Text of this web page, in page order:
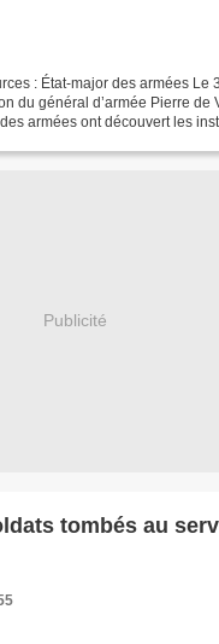
: État-major des armées Le
du général d’armée Pierre de
armées ont découvert les
Publicité
tombés au